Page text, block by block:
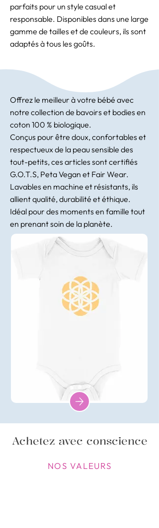
parfaits pour un style casual et
responsable. Disponibles dans une large
gamme de tailles et de couleurs, ils sont
adaptés à tous les goûts.
Offrez le meilleur à votre bébé avec
notre collection de bavoirs et bodies en
coton 100 % biologique.
Conçus pour être doux, confortables et
respectueux de la peau sensible des
tout-petits, ces articles sont certifiés
G.O.T.S, Peta Vegan et Fair Wear.
Lavables en machine et résistants, ils
allient qualité, durabilité et éthique.
Idéal pour des moments en famille tout
en prenant soin de la planète.
Achetez avec conscience
NOS VALEURS